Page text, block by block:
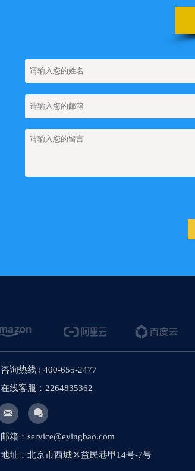
咨询热线 : 400-655-2477
在线客服：2264835362
 
邮箱：service@eyingbao.com
地址：北京市西城区益民巷甲14号-7号